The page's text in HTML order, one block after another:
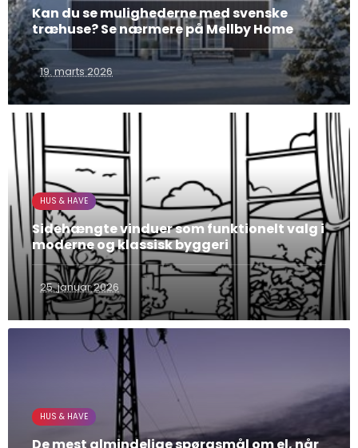
Kan du se mulighederne med svenske
træhuse? Se nærmere på Mellby Home
19. marts 2026
HUS & HAVE
Sidehængte vinduer som funktionelt valg i
moderne og klassisk byggeri
25. januar 2026
HUS & HAVE
De mest almindelige spørgsmål om el, når